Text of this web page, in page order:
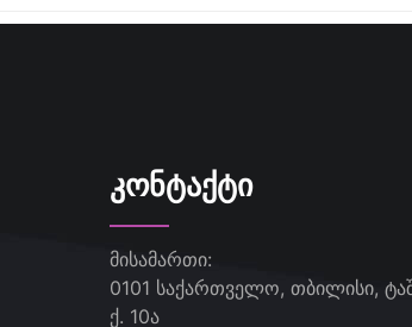
ᲙᲝᲜᲢᲐᲥᲢᲘ
მისამართი:
0101 საქართველო, თბილისი,
ქ. 10ა